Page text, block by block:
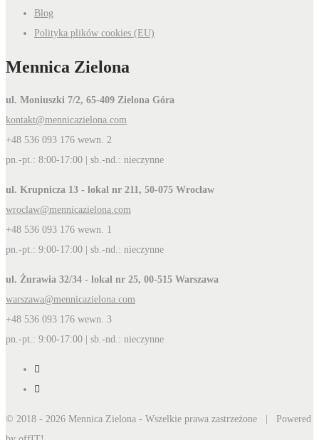
Blog
Polityka plików cookies (EU)
Mennica Zielona
ul. Moniuszki 7/2, 65-409 Zielona Góra
kontakt@mennicazielona.com
+48 536 093 176 wewn. 2
pn.-pt.: 8:00-17:00 | sb.-nd.: nieczynne
ul. Krupnicza 13 - lokal nr 211, 50-075 Wrocław
wroclaw@mennicazielona.com
+48 536 093 176 wewn. 1
pn.-pt.: 9:00-17:00 | sb.-nd.: nieczynne
ul. Żurawia 32/34 - lokal nr 25, 00-515 Warszawa
warszawa@mennicazielona.com
+48 536 093 176 wewn. 3
pn.-pt.: 9:00-17:00 | sb.-nd.: nieczynne
© 2018 - 2026 Mennica Zielona - Wszelkie prawa zastrzeżone | Powered